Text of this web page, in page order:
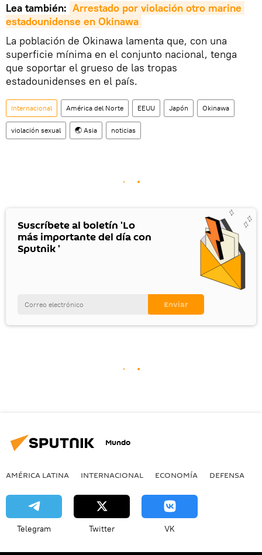
Lea también: Arrestado por violación otro marine
estadounidense en Okinawa
La población de Okinawa lamenta que, con una
superficie mínima en el conjunto nacional, tenga
que soportar el grueso de las tropas
estadounidenses en el país.
Internacional América del Norte EEUU Japón Okinawa
violación sexual 🌏 Asia noticias
Suscríbete al boletín 'Lo
más importante del día con
Sputnik '
Mundo
AMÉRICA LATINA INTERNACIONAL ECONOMÍA DEFENSA
Telegram Twitter VK